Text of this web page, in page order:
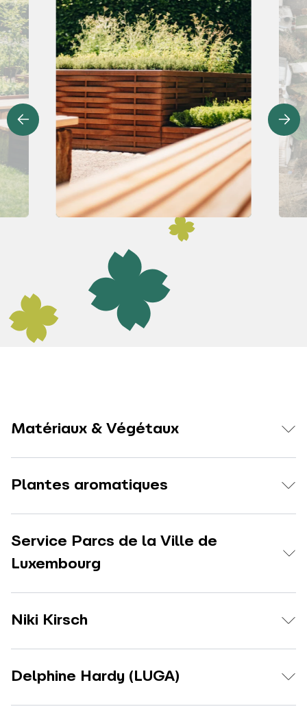
Matériaux & Végétaux
Plantes aromatiques
Service Parcs de la Ville de
Luxembourg
Niki Kirsch
Delphine Hardy (LUGA)